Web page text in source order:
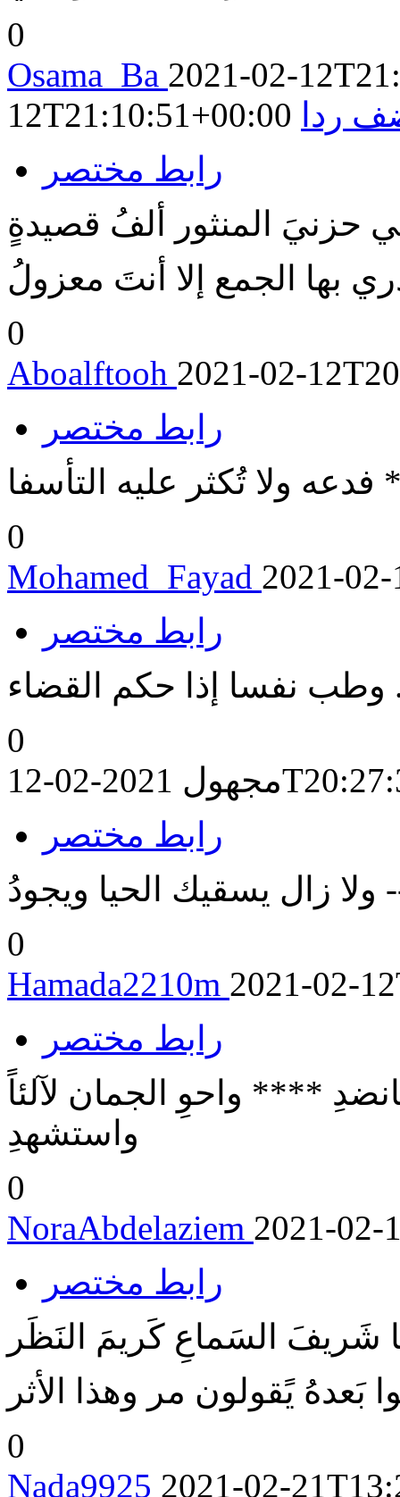
0
Osama_Ba 2021-02-
12T21:10:51+00:00 ردا
رابط مختصر
0
Aboalftooh 2021-02-
رابط مختصر
فدعه ولا تُكثر عليه التأسفا
0
Mohamed_Fayad 2021-
رابط مختصر
وطب نفسا إذا حكم القضاء
0
مجهول2021-02-
رابط مختصر
ولا زال يسقيك الحيا ويجودُ
0
Hamada2210m 2021-02-
رابط مختصر
**** واحوِ الجمان لآلئاً
واستشهدِ
0
NoraAbdelaziem 2021-02-
رابط مختصر
السَماعِ كَريمَ النَظَر
بَعدهُ يًقولون مر وهذا الأثر
0
Nada9925 2021-02-